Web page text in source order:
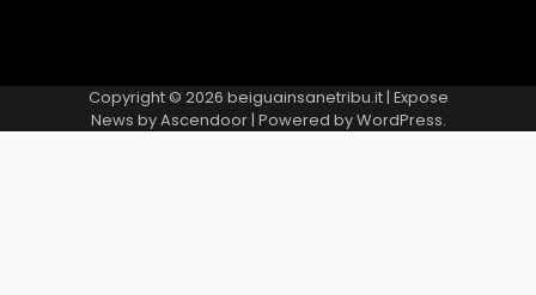
Copyright © 2026 beiguainsanetribu.it| Expose
News byAscendoor| Powered byWordPress.